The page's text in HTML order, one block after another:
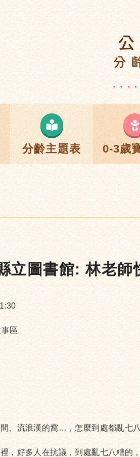
分齡主題表 0-3歲
立圖書館: 林老
區
、流浪漢的窩…，怎麼到處都亂七
好多人在抗議，到處亂七八糟的